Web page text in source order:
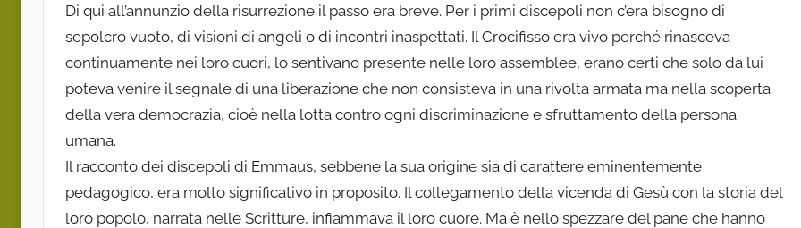
Di qui all’annunzio della risurrezione il passo era breve. Per i primi discepoli non c’era bisogno di
sepolcro vuoto, di visioni di angeli o di incontri inaspettati. Il Crocifisso era vivo perché rinasceva
continuamente nei loro cuori, lo sentivano presente nelle loro assemblee, erano certi che solo da lui
poteva venire il segnale di una liberazione che non consisteva in una rivolta armata ma nella scoperta
della vera democrazia, cioè nella lotta contro ogni discriminazione e sfruttamento della persona
umana.
Il racconto dei discepoli di Emmaus, sebbene la sua origine sia di carattere eminentemente
pedagogico, era molto significativo in proposito. Il collegamento della vicenda di Gesù con la storia del
loro popolo, narrata nelle Scritture, infiammava il loro cuore. Ma è nello spezzare del pane che hanno